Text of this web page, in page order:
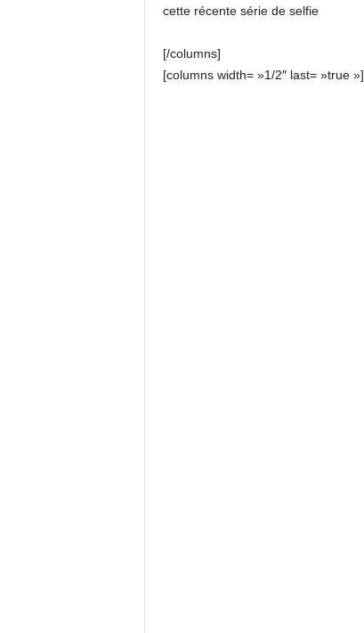
cette récente série de selfie
[/columns]
[columns width= »1/2″ last= »true »]